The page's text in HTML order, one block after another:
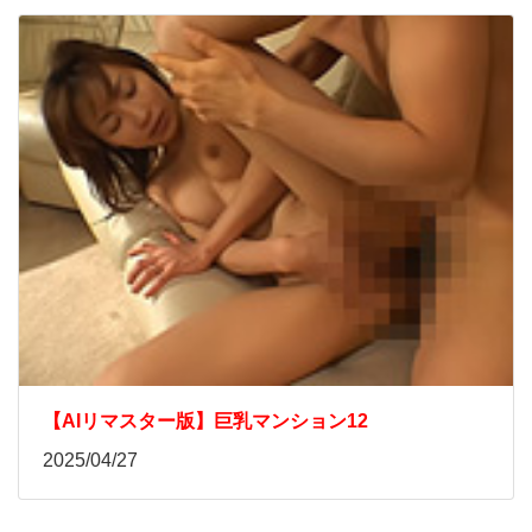
【AIリマスター版】巨乳マンション12
2025/04/27